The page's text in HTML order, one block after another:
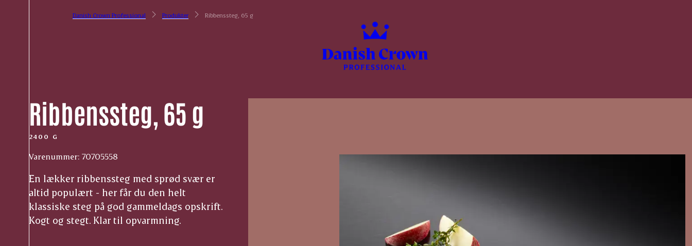
Danish Crown Professional Produkter Ribbenssteg, 65 g
Ribbenssteg, 65 g
2400 G
Varenummer: 70705558
En lækker ribbenssteg med sprød svær er
altid populært - her får du den helt
klassiske steg på god gammeldags opskrift.
Kogt og stegt. Klar til opvarmning.